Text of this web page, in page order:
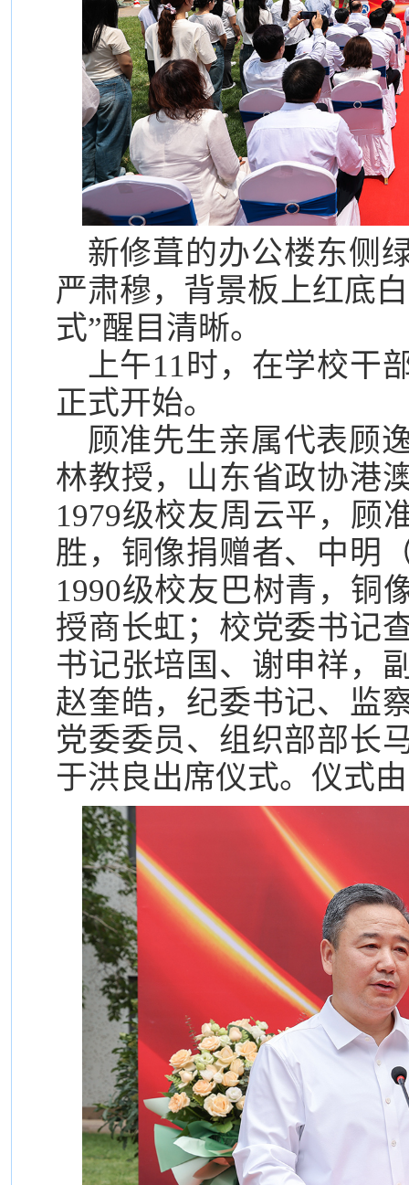
新修葺的办公楼东侧
严肃穆，背景板上红底
式”醒目清晰。
上午11时，在学校干
正式开始。
顾准先生亲属代表顾
林教授，山东省政协港
1979级校友周云平，顾
胜，铜像捐赠者、中明
1990级校友巴树青，铜
授商长虹；校党委书记
书记张培国、谢申祥，
赵奎皓，纪委书记、监
党委委员、组织部部长
于洪良出席仪式。 仪式